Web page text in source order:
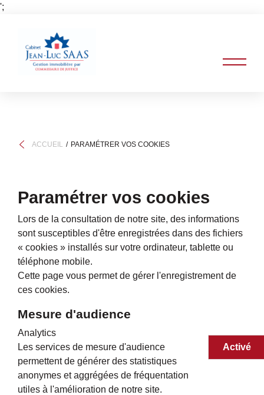
';
ACCUEIL PARAMÉTRER VOS COOKIES
Paramétrer vos cookies
Lors de la consultation de notre site, des informations
sont susceptibles d'être enregistrées dans des fichiers
« cookies » installés sur votre ordinateur, tablette ou
téléphone mobile.
Cette page vous permet de gérer l'enregistrement de
ces cookies.
Mesure d'audience
Analytics
Les services de mesure d'audience
permettent de générer des statistiques
anonymes et aggrégées de fréquentation
utiles à l'amélioration de notre site.
Activé